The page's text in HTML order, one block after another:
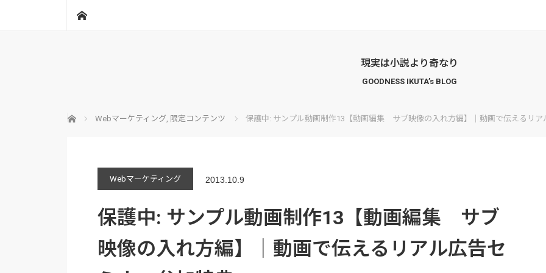
現実は小説より奇なり
GOODNESS IKUTA’s BLOG
ホーム Webマーケティング, 限定コンテンツ 保護中: サンプル動画制作13【動画編集 サブ映像の入れ方編】｜動画で伝えるリア
Webマーケティング 2013.10.9
保護中: サンプル動画制作13【動画編集 サブ
映像の入れ方編】｜動画で伝えるリアル広告セ